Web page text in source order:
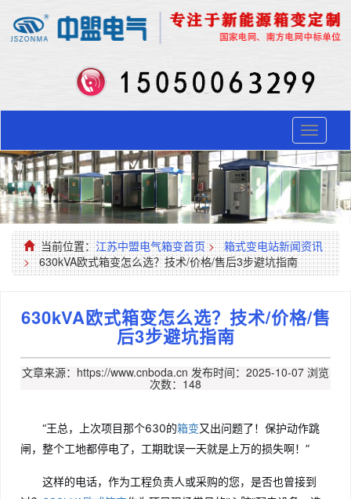
Toggle
当前位置：江苏中盟电气箱变首页 >
箱式变电站新闻资讯
> 630kVA欧式箱变怎么选？技术/价格/售后3步避坑指南
630kVA欧式箱变怎么选？技术/价格/售
后3步避坑指南
文章来源：https://www.cnboda.cn 发布时间：2025-10-07 浏览
次数：148
“王总，上次项目那个630的箱变又出问题了！保护动作跳
闸，整个工地都停电了，工期耽误一天就是上万的损失啊！”
这样的电话，作为工程负责人或采购的您，是否也曾接到